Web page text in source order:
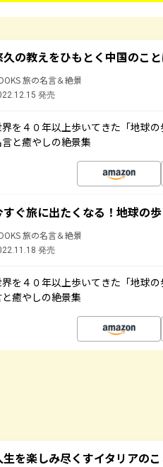
久の教えをひもとく中国のこ
旅の名言＆絶景
発売
を４０年以上歩いてきた「地球
と癒やしの絶景集
すぐ旅に出たくなる！地球の
旅の名言＆絶景
発売
を４０年以上歩いてきた「地球
と癒やしの絶景集
生を楽しみ尽くすイタリアの